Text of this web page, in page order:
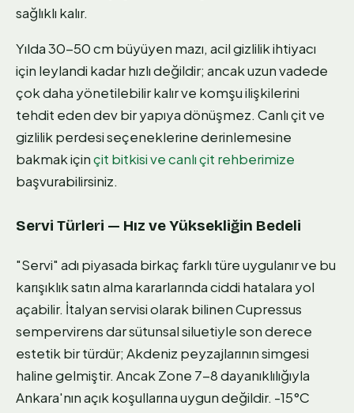
sağlıklı kalır.
Yılda 30-50 cm büyüyen mazı, acil gizlilik ihtiyacı
için leylandi kadar hızlı değildir; ancak uzun vadede
çok daha yönetilebilir kalır ve komşu ilişkilerini
tehdit eden dev bir yapıya dönüşmez. Canlı çit ve
gizlilik perdesi seçeneklerine derinlemesine
bakmak içinçit bitkisi ve canlı çit rehberimize
başvurabilirsiniz.
Servi Türleri — Hız ve Yüksekliğin Bedeli
"Servi" adı piyasada birkaç farklı türe uygulanır ve bu
karışıklık satın alma kararlarında ciddi hatalara yol
açabilir. İtalyan servisi olarak bilinen Cupressus
sempervirens dar sütunsal siluetiyle son derece
estetik bir türdür; Akdeniz peyzajlarının simgesi
haline gelmiştir. Ancak Zone 7-8 dayanıklılığıyla
Ankara'nın açık koşullarına uygun değildir. -15°C